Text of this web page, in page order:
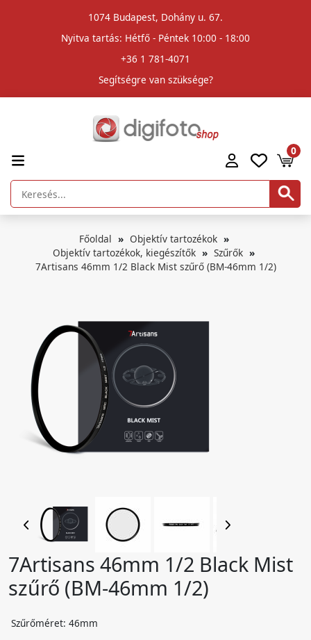
1074 Budapest, Dohány u. 67.
Nyitva tartás: Hétfő - Péntek 10:00 - 18:00
+36 1 781-4071
Segítségre van szüksége?
0
Főoldal
Objektív tartozékok
Objektív tartozékok, kiegészítők
Szűrők
7Artisans 46mm 1/2 Black Mist szűrő (BM-46mm 1/2)
7Artisans 46mm 1/2 Black Mist
szűrő (BM-46mm 1/2)
Szűrőméret: 46mm